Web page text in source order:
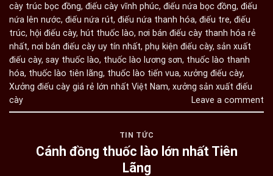
cày trúc bọc đồng, điếu cày vĩnh phúc, điếu nứa bọc đồng, điếu
nứa lên nước, điếu nứa rút, điếu nứa thanh hóa, điếu tre, điếu
trúc, hội điếu cày, hút thuốc lào, nơi bán điếu cày thanh hóa rẻ
nhất, nơi bán điếu cày uy tín nhất, phụ kiện điếu cày, sản xuất
điếu cày, say thuốc lào, thuốc lào lương sơn, thuốc lào thanh
hóa, thuốc lào tiên lãng, thuốc lào tiến vua, xưởng điếu cày,
Xưởng điếu cày giá rẻ lớn nhất Việt Nam, xưởng sản xuất điếu
cày
Leave a comment
TIN TỨC
Cánh đồng thuốc lào lớn nhất Tiên
Lãng